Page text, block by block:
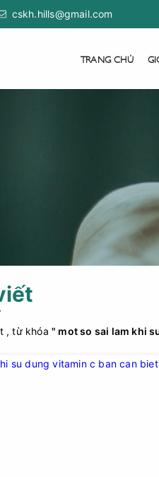
cskh.hills@gmail.com
TRANG CHỦ
, từ khóa" mot so sai lam khi